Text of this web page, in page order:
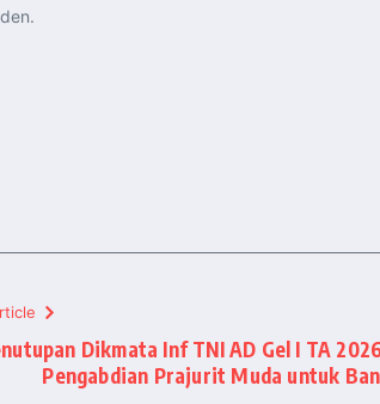
Dikmata Inf TNI AD Gel I TA
Pengabdian Prajurit Muda untuk